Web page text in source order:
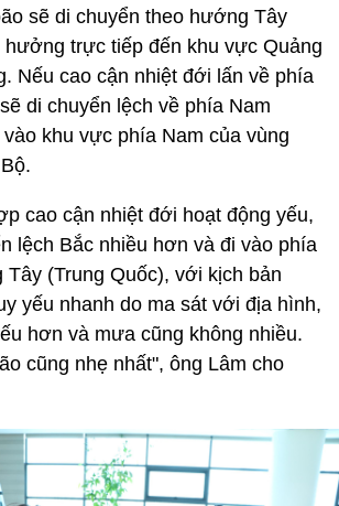
sẽ di chuyển theo hướng Tây
hưởng trực tiếp đến khu vực Quảng
Nếu cao cận nhiệt đới lấn về phía
di chuyển lệch về phía Nam
khu vực phía Nam của vùng
cao cận nhiệt đới hoạt động yếu,
lệch Bắc nhiều hơn và đi vào phía
Tây (Trung Quốc), với kịch bản
yếu nhanh do ma sát với địa hình,
hơn và mưa cũng không nhiều.
cũng nhẹ nhất", ông Lâm cho